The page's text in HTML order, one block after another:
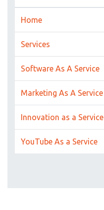
Home
Services
Software As A Service
Marketing As A Service
Innovation as a Service
YouTube As a Service